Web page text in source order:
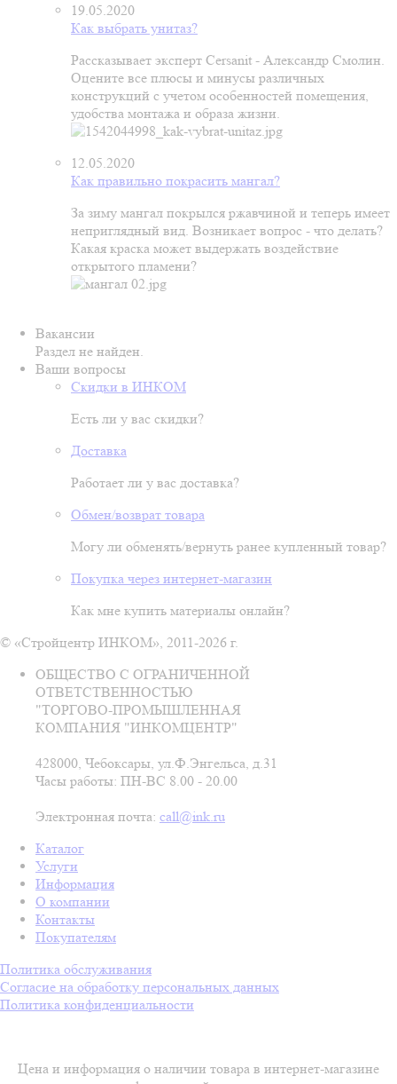
19.05.2020
Как выбрать унитаз?
Рассказывает эксперт Cersanit - Александр Смолин.
Оцените все плюсы и минусы различных
конструкций с учетом особенностей помещения,
удобства монтажа и образа жизни.
12.05.2020
Как правильно покрасить мангал?
За зиму мангал покрылся ржавчиной и теперь имеет
неприглядный вид. Возникает вопрос - что делать?
Какая краска может выдержать воздействие
открытого пламени?
Вакансии
Раздел не найден.
Ваши вопросы
Скидки в ИНКОМ
Есть ли у вас скидки?
Доставка
Работает ли у вас доставка?
Обмен/возврат товара
Могу ли обменять/вернуть ранее купленный товар?
Покупка через интернет-магазин
Как мне купить материалы онлайн?
© «Стройцентр ИНКОМ», 2011-2026 г.
ОБЩЕСТВО С ОГРАНИЧЕННОЙ
ОТВЕТСТВЕННОСТЬЮ
"ТОРГОВО-ПРОМЫШЛЕННАЯ
КОМПАНИЯ "ИНКОМЦЕНТР"
428000, Чебоксары, ул.Ф.Энгельса, д.31
Часы работы: ПН-ВС 8.00 - 20.00
Электронная почта: call@ink.ru
Каталог
Услуги
Информация
О компании
Контакты
Покупателям
Политика обслуживания
Согласие на обработку персональных данных
Политика конфиденциальности
Цена и информация о наличии товара в интернет-магазине